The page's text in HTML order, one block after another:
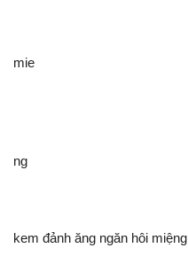
mie
ng
kem đảnh ăng ngăn hôi miệng